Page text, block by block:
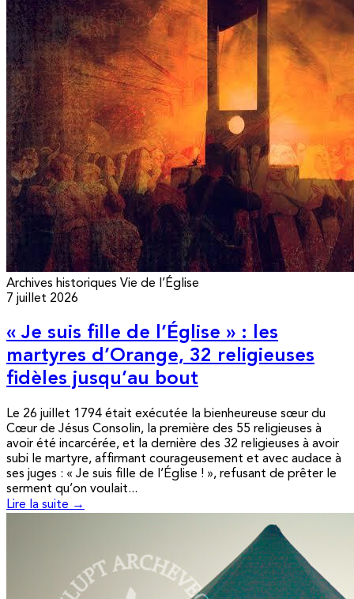
Archives historiques Vie de l’Église
7 juillet 2026
« Je suis fille de l’Église » : les
martyres d’Orange, 32 religieuses
fidèles jusqu’au bout
Le 26 juillet 1794 était exécutée la bienheureuse sœur du
Cœur de Jésus Consolin, la première des 55 religieuses à
avoir été incarcérée, et la dernière des 32 religieuses à avoir
subi le martyre, affirmant courageusement et avec audace à
ses juges : « Je suis fille de l’Église ! », refusant de prêter le
serment qu’on voulait...
Lire la suite →